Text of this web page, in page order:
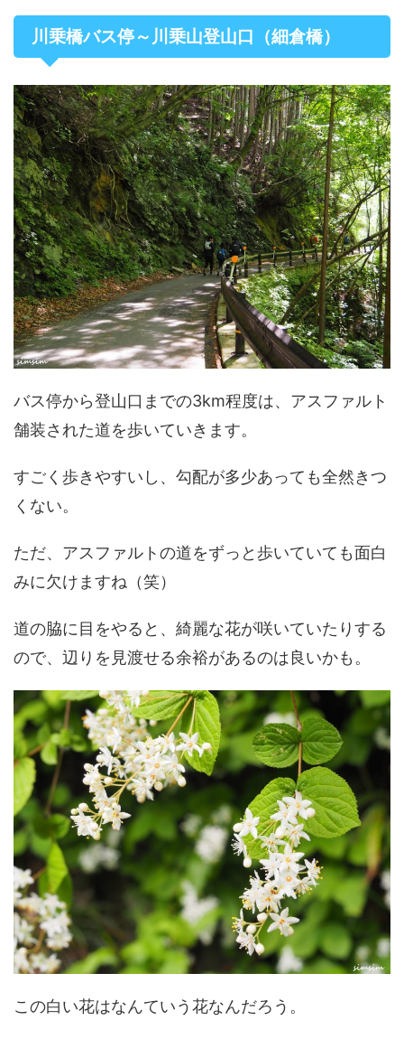
川乗橋バス停～川乗山登山口（細倉橋）
バス停から登山口までの3km程度は、アスファルト
舗装された道を歩いていきます。
すごく歩きやすいし、勾配が多少あっても全然きつ
くない。
ただ、アスファルトの道をずっと歩いていても面白
みに欠けますね（笑）
道の脇に目をやると、綺麗な花が咲いていたりする
ので、辺りを見渡せる余裕があるのは良いかも。
この白い花はなんていう花なんだろう。